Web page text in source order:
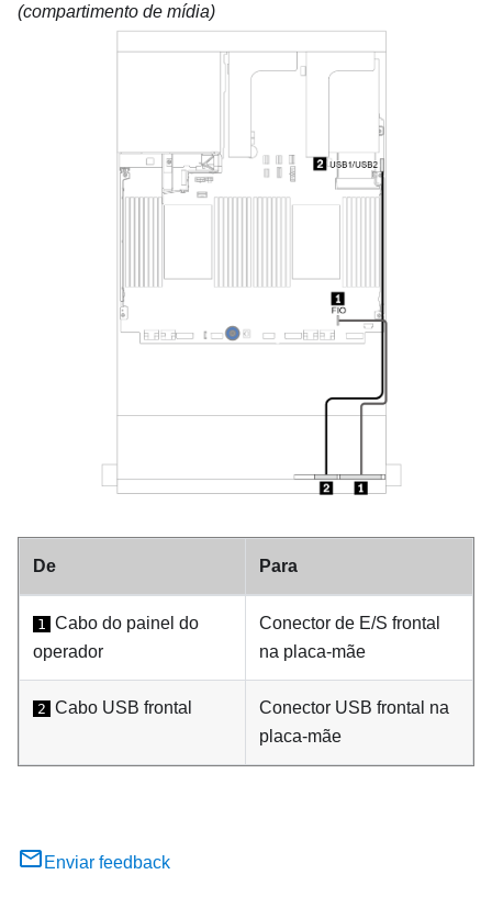
(compartimento de mídia)
De Para
1
Cabo do painel do
operador
Conector de E/S frontal
na placa-mãe
2 Cabo USB frontal
Conector USB frontal na
placa-mãe
Enviar feedback